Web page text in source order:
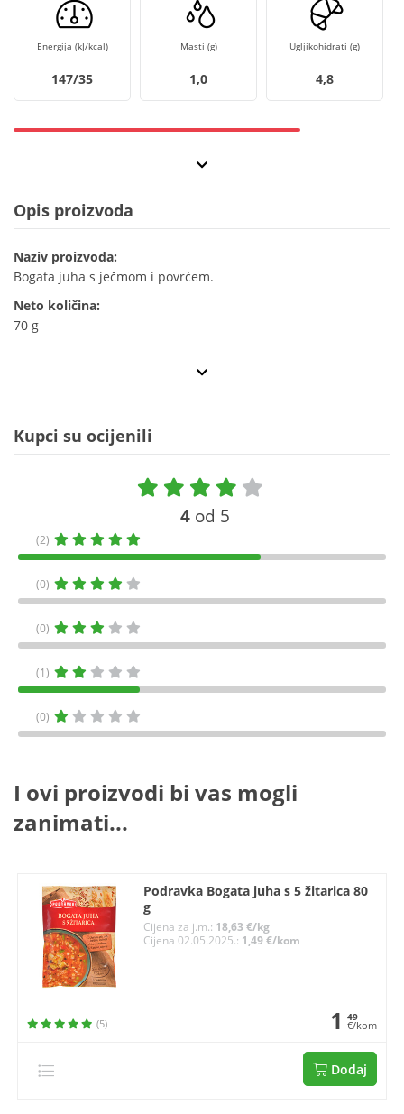
Energija (kJ/kcal)
147/35
Masti (g)
1,0
Ugljikohidrati (g)
4,8
Opis proizvoda
Naziv proizvoda:
Bogata juha s ječmom i povrćem.
Neto količina:
70 g
Kupci su ocijenili
4 od 5
(2)
(0)
(0)
(1)
(0)
I ovi proizvodi bi vas mogli
zanimati...
Podravka Bogata juha s 5 žitarica 80
g
Cijena za j.m.: 18,63 €/kg
Cijena 02.05.2025.: 1,49 €/kom
(5) 1 49
€/kom
Dodaj